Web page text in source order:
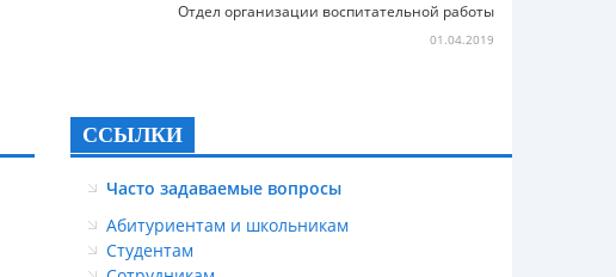
Отдел организации воспитательной работы
01.04.2019
ССЫЛКИ
Часто задаваемые вопросы
Абитуриентам и школьникам
Студентам